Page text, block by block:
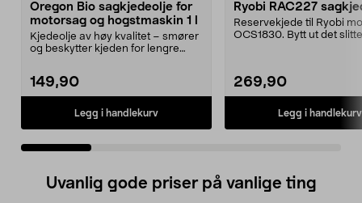
Oregon Bio sagkjedeolje for
motorsag og hogstmaskin 1 l
Kjedeolje av høy kvalitet – smører
og beskytter kjeden for lengre
149,90
Legg i handlekurv
Ryobi RAC227
Reservekjede til Ryobi
OCS1830. Bytt ut det
269,90
Legg i handlekurv
Uvanlig gode priser på vanlige ting